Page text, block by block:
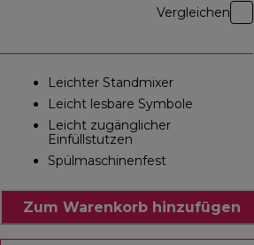
Vergleichen
Leichter Standmixer
Leicht lesbare Symbole
Leicht zugänglicher
Einfüllstutzen
Spülmaschinenfest
Zum Warenkorb hinzufügen